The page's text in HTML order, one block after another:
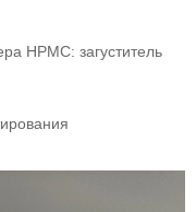
HPMC: загуститель